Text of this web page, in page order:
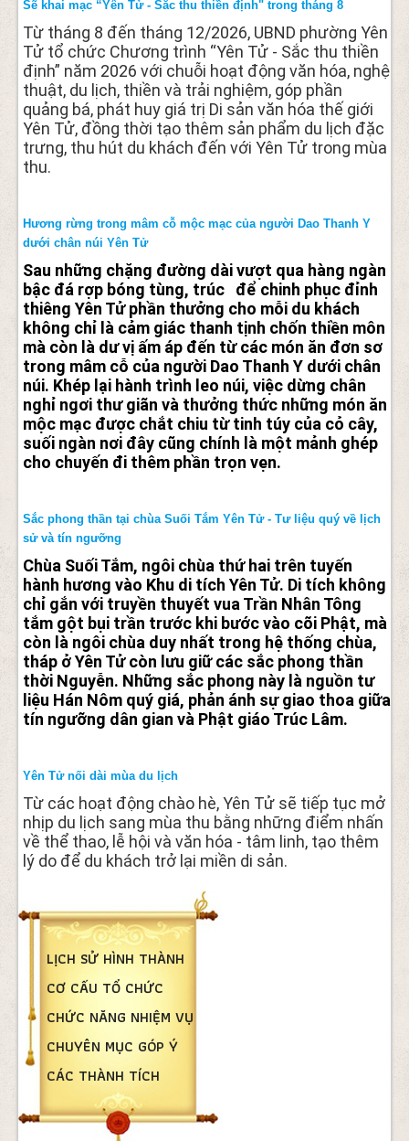
Sẽ khai mạc “Yên Tử - Sắc thu thiền định" trong tháng 8
Từ tháng 8 đến tháng 12/2026, UBND phường Yên
Tử tổ chức Chương trình “Yên Tử - Sắc thu thiền
định” năm 2026 với chuỗi hoạt động văn hóa, nghệ
thuật, du lịch, thiền và trải nghiệm, góp phần
quảng bá, phát huy giá trị Di sản văn hóa thế giới
Yên Tử, đồng thời tạo thêm sản phẩm du lịch đặc
trưng, thu hút du khách đến với Yên Tử trong mùa
thu.
Hương rừng trong mâm cỗ mộc mạc của người Dao Thanh Y
dưới chân núi Yên Tử
Sau những chặng đường dài vượt qua hàng ngàn
bậc đá rợp bóng tùng, trúc để chinh phục đỉnh
thiêng Yên Tử phần thưởng cho mỗi du khách
không chỉ là cảm giác thanh tịnh chốn thiền môn
mà còn là dư vị ấm áp đến từ các món ăn đơn sơ
trong mâm cỗ của người Dao Thanh Y dưới chân
núi. Khép lại hành trình leo núi, việc dừng chân
nghỉ ngơi thư giãn và thưởng thức những món ăn
mộc mạc được chắt chiu từ tinh túy của cỏ cây,
suối ngàn nơi đây cũng chính là một mảnh ghép
cho chuyến đi thêm phần trọn vẹn.
Sắc phong thần tại chùa Suối Tắm Yên Tử - Tư liệu quý về lịch
sử và tín ngưỡng
Chùa Suối Tắm, ngôi chùa thứ hai trên tuyến
hành hương vào Khu di tích Yên Tử. Di tích không
chỉ gắn với truyền thuyết vua Trần Nhân Tông
tắm gột bụi trần trước khi bước vào cõi Phật, mà
còn là ngôi chùa duy nhất trong hệ thống chùa,
tháp ở Yên Tử còn lưu giữ các sắc phong thần
thời Nguyễn. Những sắc phong này là nguồn tư
liệu Hán Nôm quý giá, phản ánh sự giao thoa giữa
tín ngưỡng dân gian và Phật giáo Trúc Lâm.
Yên Tử nối dài mùa du lịch
Từ các hoạt động chào hè, Yên Tử sẽ tiếp tục mở
nhịp du lịch sang mùa thu bằng những điểm nhấn
về thể thao, lễ hội và văn hóa - tâm linh, tạo thêm
lý do để du khách trở lại miền di sản.
LỊCH SỬ HÌNH THÀNH
CƠ CẤU TỔ CHỨC
CHỨC NĂNG NHIỆM VỤ
CHUYÊN MỤC GÓP Ý
CÁC THÀNH TÍCH